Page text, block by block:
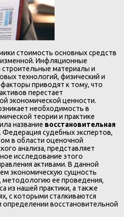
стоимость основных средств
Инфляционные
материалы и
технологий, физический и
приводят к тому, что
перестает
экономической ценности.
необходимость в
теории и практике
название восстановительная
. Федерация судебных экспертов,
в области оценочной
анализа, представляет
исследование этого
активами. В данной
экономическую сущность
методологию ее проведения,
из нашей практики, а также
с которыми сталкиваются
восстановительной